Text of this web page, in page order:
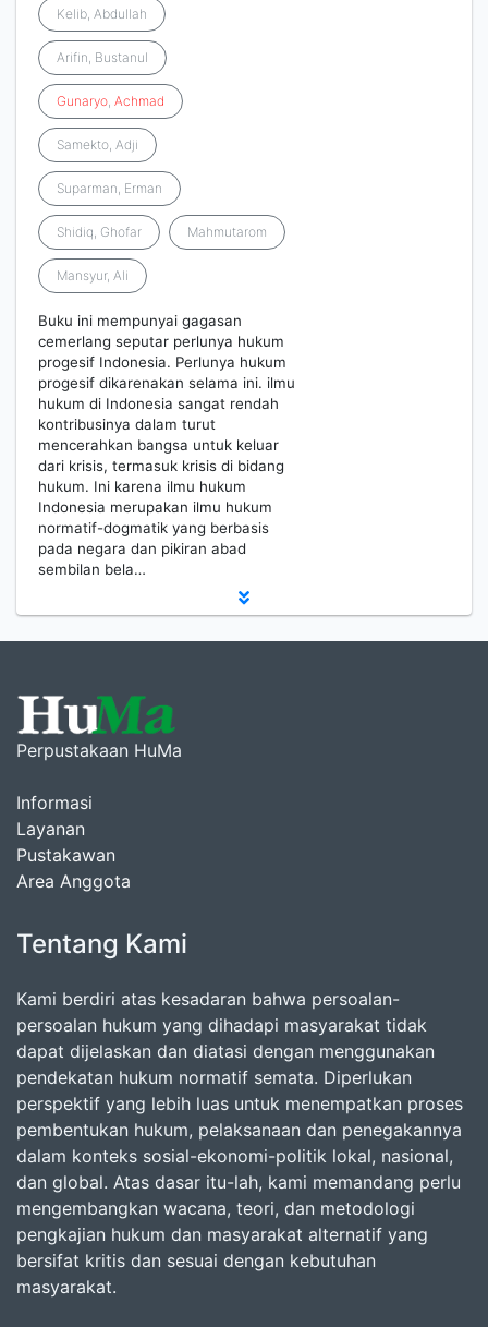
Kelib, Abdullah
Arifin, Bustanul
Gunaryo, Achmad
Samekto, Adji
Suparman, Erman
Shidiq, Ghofar Mahmutarom
Mansyur, Ali
Buku ini mempunyai gagasan
cemerlang seputar perlunya hukum
progesif Indonesia. Perlunya hukum
progesif dikarenakan selama ini. ilmu
hukum di Indonesia sangat rendah
kontribusinya dalam turut
mencerahkan bangsa untuk keluar
dari krisis, termasuk krisis di bidang
hukum. Ini karena ilmu hukum
Indonesia merupakan ilmu hukum
normatif-dogmatik yang berbasis
pada negara dan pikiran abad
sembilan bela…
Perpustakaan HuMa
Informasi
Layanan
Pustakawan
Area Anggota
Tentang Kami
Kami berdiri atas kesadaran bahwa persoalan-
persoalan hukum yang dihadapi masyarakat tidak
dapat dijelaskan dan diatasi dengan menggunakan
pendekatan hukum normatif semata. Diperlukan
perspektif yang lebih luas untuk menempatkan proses
pembentukan hukum, pelaksanaan dan penegakannya
dalam konteks sosial-ekonomi-politik lokal, nasional,
dan global. Atas dasar itu-lah, kami memandang perlu
mengembangkan wacana, teori, dan metodologi
pengkajian hukum dan masyarakat alternatif yang
bersifat kritis dan sesuai dengan kebutuhan
masyarakat.